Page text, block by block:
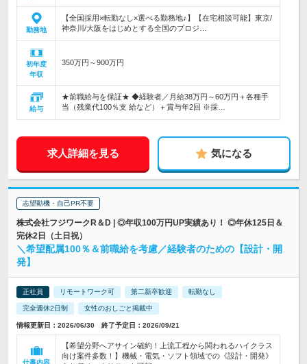
勤務地
【全国採用×転勤なし×選べる勤務地♪】【在宅相談可能】東京/
神奈川/大阪をはじめとする全国のプロジ…
初年度
年収
350万円～900万円
給与
★前職給与を保証★ ◆経験者／月給38万円～60万円＋各種手
当（残業代100％支 給など）＋賞与年2回 ※採…
求人詳細を見る 気になる
志望動機・自己PR不要
株式会社フジワークR＆D | ◎年収100万円UP実績あり！ ◎年休125日＆
完休2日（土日祝）
＼希望配属100％＆前職給を考慮／経験者のための【設計・開
発】
正社員 リモートワーク可 第二新卒歓迎 転勤なし
完全週休2日制 女性のおしごと掲載中
情報更新日：2026/06/30 終了予定日：2026/09/21
仕事内容
【希望分野へアサイン確約！上流工程から関われるハイクラス
向け案件多数！】機械・電気・ソフト領域での《設計・開発》